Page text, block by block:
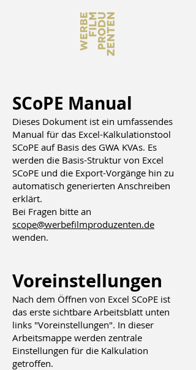
SCoPE Manual
Dieses Dokument ist ein umfassendes
Manual für das Excel-Kalkulationstool
SCoPE auf Basis des GWA KVAs. Es
werden die Basis-Struktur von Excel
SCoPE und die Export-Vorgänge hin zu
automatisch generierten Anschreiben
erklärt.
Bei Fragen bitte an
scope@werbefilmproduzenten.de
wenden.
Voreinstellungen
Nach dem Öffnen von Excel SCoPE ist
das erste sichtbare Arbeitsblatt unten
links "Voreinstellungen". In dieser
Arbeitsmappe werden zentrale
Einstellungen für die Kalkulation
getroffen.